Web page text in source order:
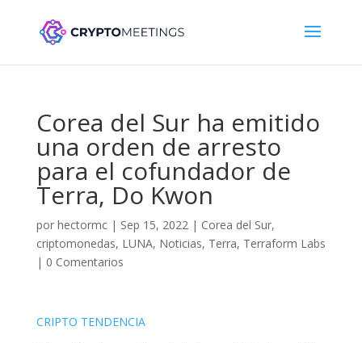
Corea del Sur ha emitido
una orden de arresto
para el cofundador de
Terra, Do Kwon
por hectormc| Sep 15, 2022| Corea del Sur,
criptomonedas, LUNA, Noticias, Terra, Terraform Labs
| 0 Comentarios
CRIPTO TENDENCIA